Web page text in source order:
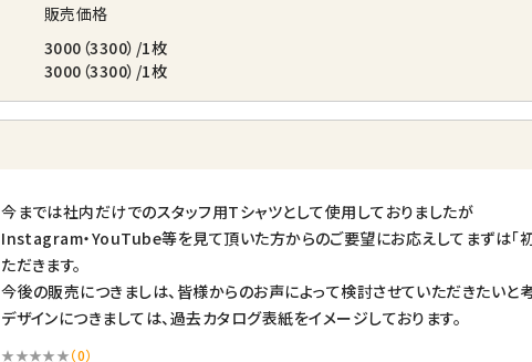
販売価格
3000（3300）/1枚
3000（3300）/1枚
今までは社内だけでのスタッフ用Tシャツとして使用しておりましたが
Instagram・YouTube等を見て頂いた方からのご要望にお応えしてまずは「
ただきます。
今後の販売につきましは、皆様からのお声によって検討させていただきたいと考
デザインにつきましては、過去カタログ表紙をイメージしております。
Ｎｏ．３・・・Vol.24版カタログ表紙
★★★★★（0）